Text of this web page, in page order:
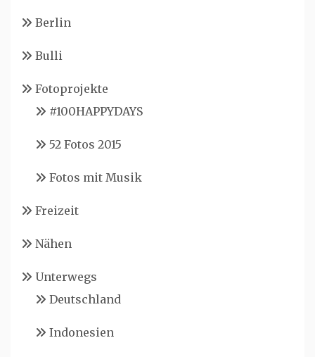
Berlin
Bulli
Fotoprojekte
#100HAPPYDAYS
52 Fotos 2015
Fotos mit Musik
Freizeit
Nähen
Unterwegs
Deutschland
Indonesien